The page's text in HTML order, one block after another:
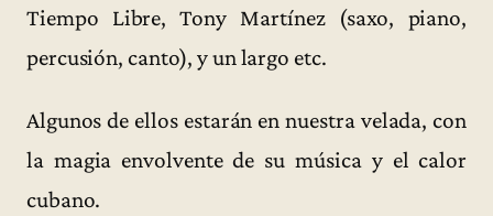
Tiempo Libre, Tony Martínez (saxo, piano,
percusión, canto), y un largo etc.
Algunos de ellos estarán en nuestra velada, con
la magia envolvente de su música y el calor
cubano.